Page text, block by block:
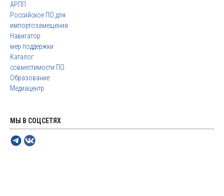
АРПП
Российское ПО для
импортозамещения
Навигатор
мер поддержки
Каталог
совместимости ПО
Образование
Медиацентр
МЫ В СОЦСЕТЯХ